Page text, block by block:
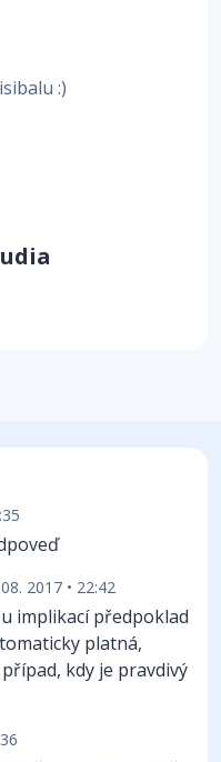
:)
2017 • 22:42
implikací předpoklad
platná,
kdy je pravdivý